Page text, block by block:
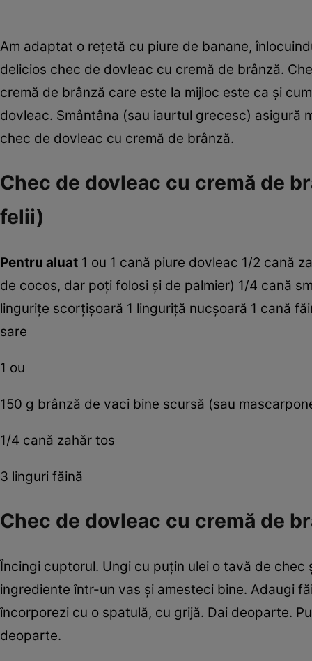
Am adaptat o reţetă cu piure de banane,
delicios chec de dovleac cu cremă de brânză.
cremă de brânză care este la mijloc este ca şi
dovleac. Smântâna (sau iaurtul grecesc) asigură
chec de dovleac cu cremă de brânză.
Chec de dovleac cu cremă de
felii)
Pentru aluat 1 ou 1 cană piure dovleac 1/2 cană
de cocos, dar poţi folosi şi de palmier) 1/4 cană
linguriţe scorţişoară 1 linguriţă nucşoară 1 cană
sare
1 ou
150 g brânză de vaci bine scursă (sau
1/4 cană zahăr tos
3 linguri făină
Chec de dovleac cu cremă de
Încingi cuptorul. Ungi cu puţin ulei o tavă de
ingrediente într-un vas şi amesteci bine. Adaugi
încorporezi cu o spatulă, cu grijă. Dai deoparte.
deoparte.